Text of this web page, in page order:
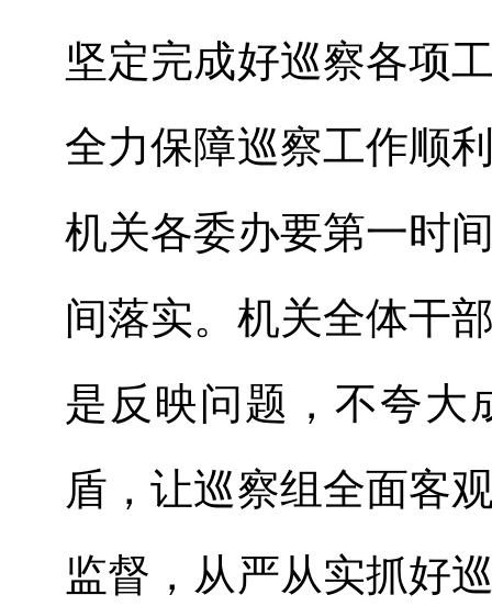
坚定完成好巡察各项
全力保障巡察工作顺
机关各委办要第一时
间落实。机关全体干
是反映问题，不夸大
盾，让巡察组全面客
监督，从严从实抓好